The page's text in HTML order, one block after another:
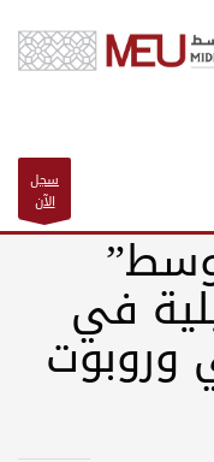
سجل
الآن
في
وروبوت